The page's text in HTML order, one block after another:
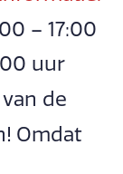
– 17:00
uur
de
Omdat